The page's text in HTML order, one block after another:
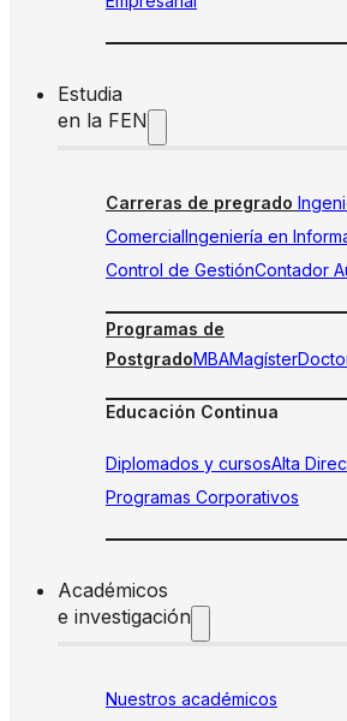
Estudia
en la FEN
Carreras de pregrado
ComercialIngeniería en
Control de GestiónContador
Programas de
PostgradoMBAMagíster
Educación Continua
Diplomados y cursosAlta
Programas Corporativos
Académicos
e investigación
Nuestros académicos